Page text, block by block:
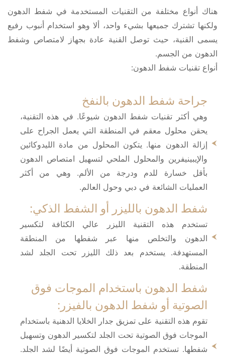
هناك أنواع مختلفة من التقنيات المستخدمة في شفط الدهون
ولكنها تشترك جميعها بشيء واحد، ألا وهو استخدام أنبوب رفيع
يسمى القنية، حيث توصل القنية عادة بجهاز لامتصاص وشفط
الدهون من الجسم.
أنواع تقنيات شفط الدهون:
جراحة شفط الدهون بالنفخ
وهي أكثر تقنيات شفط الدهون شيوعًا. في هذه التقنية،
يحقن محلول معقم في المنطقة التي يعمل الجراح على
إزالة الدهون منها. يتكون المحلول من مادة الليدوكائين
والإيبينيفرين والمحلول الملحي لتسهيل امتصاص الدهون
بأقل خسارة للدم ودرجة من الألم. وهي من أكثر
العمليات الشائعة في دبي وحول العالم.
شفط الدهون بالليزر أو الشفط الذكي:
تستخدم هذه التقنية الليزر عالي الكثافة لتكسير
الدهون والتخلص منها عبر شفطها من المنطقة
المستهدفة. يستخدم بعد ذلك الليزر تحت الجلد لشد
المنطقة.
شفط الدهون باستخدام الموجات فوق
الصوتية أو شفط الدهون بالفيزر:
تقوم هذه التقنية على تمزيق جدار الخلايا الدهنية باستخدام
الموجات فوق الصوتية تحت الجلد لتكسير الدهون وتسهيل
شفطها. تستخدم الموجات فوق الصوتية أيضًا لشد الجلد.